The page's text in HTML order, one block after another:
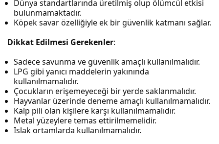
Dünya standartlarında üretilmiş olup ölümcül etkisi
bulunmamaktadır.
Köpek savar özelliğiyle ek bir güvenlik katmanı sağlar.
Dikkat Edilmesi Gerekenler:
Sadece savunma ve güvenlik amaçlı kullanılmalıdır.
LPG gibi yanıcı maddelerin yakınında
kullanılmamalıdır.
Çocukların erişemeyeceği bir yerde saklanmalıdır.
Hayvanlar üzerinde deneme amaçlı kullanılmamalıdır.
Kalp pili olan kişilere karşı kullanılmamalıdır.
Metal yüzeylere temas ettirilmemelidir.
Islak ortamlarda kullanılmamalıdır.